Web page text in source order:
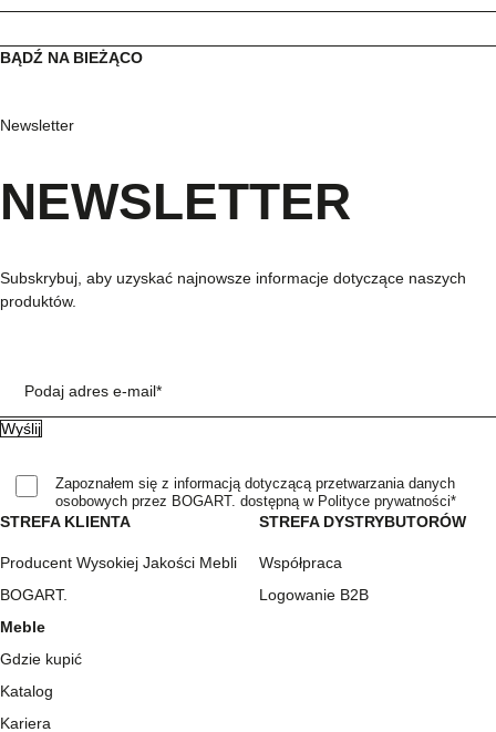
STREFA KLIENTA
Producent Wysokiej Jakości Mebli
BOGART.
Meble
Gdzie kupić
Katalog
Kariera
STREFA DYSTRYBUTORÓW
Współpraca
Logowanie B2B
BĄDŹ NA BIEŻĄCO
Newsletter
NEWSLETTER
Subskrybuj, aby uzyskać najnowsze informacje dotyczące naszych
produktów.
Podaj adres e-mail*
Zapoznałem się z informacją dotyczącą przetwarzania danych
osobowych przez BOGART. dostępną w Polityce prywatności*